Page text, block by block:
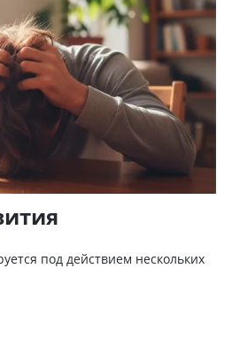
под действием нескольких